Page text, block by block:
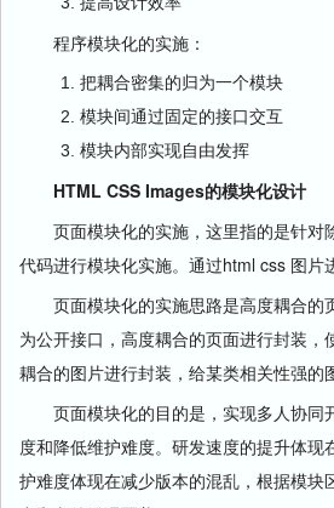
程序模块化的实施：
把耦合密集的归为一个模块
模块间通过固定的接口交互
模块内部实现自由发挥
HTML CSS Images的模块化设计
页面模块化的实施，这里指的是针对
代码进行模块化实施。通过html css 图片
页面模块化的实施思路是高度耦合的
为公开接口，高度耦合的页面进行封装，
耦合的图片进行封装，给某类相关性强的
页面模块化的目的是，实现多人协同
度和降低维护难度。研发速度的提升体现
护难度体现在减少版本的混乱，根据模块